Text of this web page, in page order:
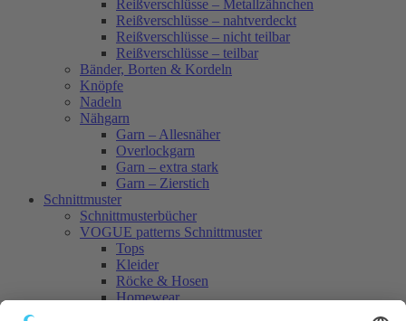
Reißverschlüsse – Metallzähnchen
Reißverschlüsse – nahtverdeckt
Reißverschlüsse – nicht teilbar
Reißverschlüsse – teilbar
Bänder, Borten & Kordeln
Knöpfe
Nadeln
Nähgarn
Garn – Allesnäher
Overlockgarn
Garn – extra stark
Garn – Zierstich
Schnittmuster
Schnittmusterbücher
VOGUE patterns Schnittmuster
Tops
Kleider
Röcke & Hosen
Homewear